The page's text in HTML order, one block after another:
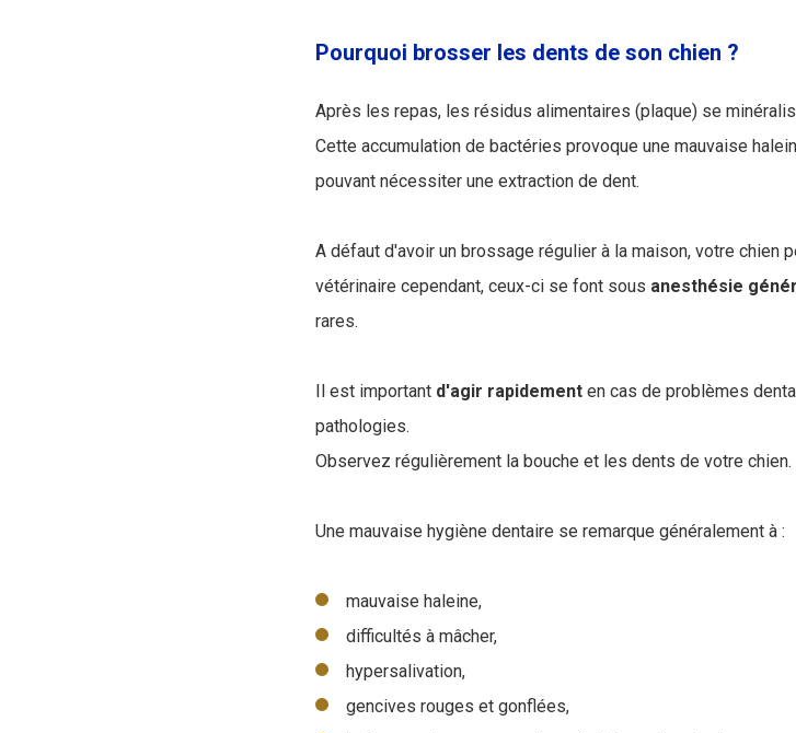
Pourquoi brosser les dents de son chien ?
Après les repas, les résidus alimentaires (plaque) se
Cette accumulation de bactéries provoque une mauvaise
pouvant nécessiter une extraction de dent.
A défaut d'avoir un brossage régulier à la maison, votre chien
vétérinaire cependant, ceux-ci se font sous anesthésie
rares.
Il est important d'agir rapidement en cas de problèmes
pathologies.
Observez régulièrement la bouche et les dents de votre chien.
Une mauvaise hygiène dentaire se remarque généralement à :
mauvaise haleine,
difficultés à mâcher,
hypersalivation,
gencives rouges et gonflées,